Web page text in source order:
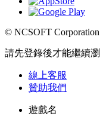
© NCSOFT
請先登錄後才能繼續
線上客服
贊助我們
遊戲名